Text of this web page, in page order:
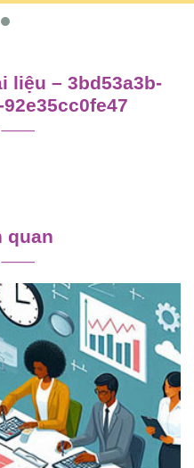
liệu – 3bd53a3b-
quan